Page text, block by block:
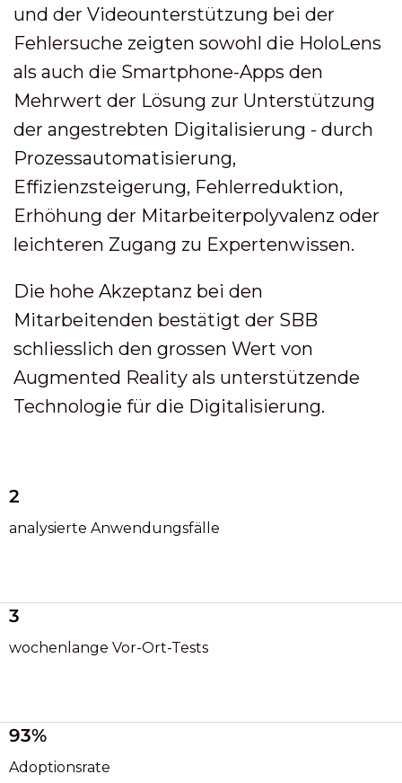
und der Videounterstützung bei der
Fehlersuche zeigten sowohl die HoloLens
als auch die Smartphone-Apps den
Mehrwert der Lösung zur Unterstützung
der angestrebten Digitalisierung - durch
Prozessautomatisierung,
Effizienzsteigerung, Fehlerreduktion,
Erhöhung der Mitarbeiterpolyvalenz oder
leichteren Zugang zu Expertenwissen.
Die hohe Akzeptanz bei den
Mitarbeitenden bestätigt der SBB
schliesslich den grossen Wert von
Augmented Reality als unterstützende
Technologie für die Digitalisierung.
2
analysierte Anwendungsfälle
3
wochenlange Vor-Ort-Tests
93%
Adoptionsrate